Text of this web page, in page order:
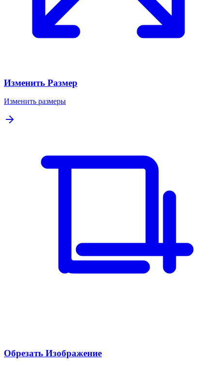
Изменить Размер
Изменить размеры
Обрезать Изображение